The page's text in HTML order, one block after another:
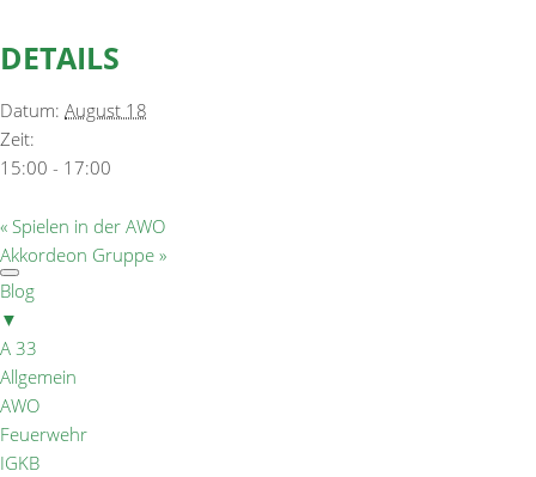
DETAILS
Datum: August 18
Zeit:
15:00 - 17:00
« Spielen in der AWO
Akkordeon Gruppe »
Blog
▼
A 33
Allgemein
AWO
Feuerwehr
IGKB